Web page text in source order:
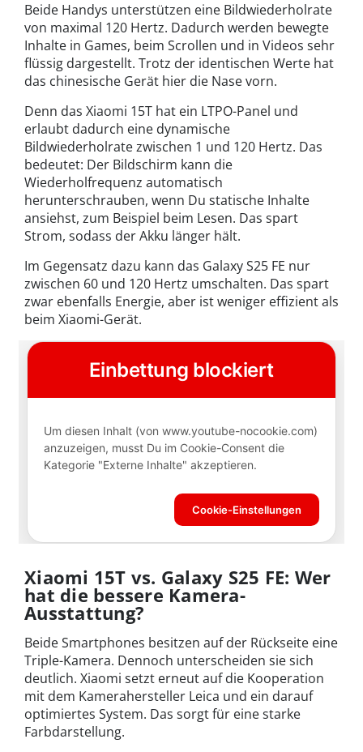
Beide Handys unterstützen eine Bildwiederholrate
von maximal 120 Hertz. Dadurch werden bewegte
Inhalte in Games, beim Scrollen und in Videos sehr
flüssig dargestellt. Trotz der identischen Werte hat
das chinesische Gerät hier die Nase vorn.
Denn das Xiaomi 15T hat ein LTPO-Panel und
erlaubt dadurch eine dynamische
Bildwiederholrate zwischen 1 und 120 Hertz. Das
bedeutet: Der Bildschirm kann die
Wiederholfrequenz automatisch
herunterschrauben, wenn Du statische Inhalte
ansiehst, zum Beispiel beim Lesen. Das spart
Strom, sodass der Akku länger hält.
Im Gegensatz dazu kann das Galaxy S25 FE nur
zwischen 60 und 120 Hertz umschalten. Das spart
zwar ebenfalls Energie, aber ist weniger effizient als
beim Xiaomi-Gerät.
Xiaomi 15T vs. Galaxy S25 FE: Wer
hat die bessere Kamera-
Ausstattung?
Beide Smartphones besitzen auf der Rückseite eine
Triple-Kamera. Dennoch unterscheiden sie sich
deutlich. Xiaomi setzt erneut auf die Kooperation
mit dem Kamerahersteller Leica und ein darauf
optimiertes System. Das sorgt für eine starke
Farbdarstellung.